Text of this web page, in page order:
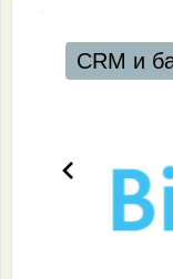
CRM и